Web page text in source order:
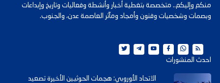
منكم وإليكم.. متخصصة بتغطية أخبار وأنشطة وفعاليات وتاريخ وإبداعات
وبصمات وشخصيات وفنون وأمجاد ومآثر العاصمة عدن، والجنوب.
احدث المنشورات
الاتحاد الأوروبي: هجمات الحوثيين الأخيرة تصعيد